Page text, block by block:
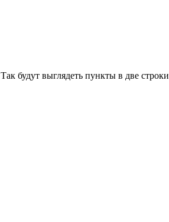
Так будут выглядеть пункты в две строки